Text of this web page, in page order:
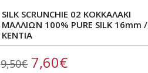
SILK SCRUNCHIE 02 ΚΟΚΚΑΛΑΚΙ
ΜΑΛΛΙΩΝ 100% PURE SILK 16mm /
ΚΕΝΤΙΑ
9,50€ 7,60€